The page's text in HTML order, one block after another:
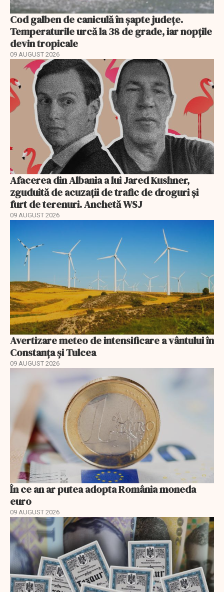
Cod galben de caniculă în șapte județe.
Temperaturile urcă la 38 de grade, iar nopțile
devin tropicale
09 AUGUST 2026
Afacerea din Albania a lui Jared Kushner,
zguduită de acuzații de trafic de droguri și
furt de terenuri. Anchetă WSJ
09 AUGUST 2026
Avertizare meteo de intensificare a vântului în
Constanța și Tulcea
09 AUGUST 2026
În ce an ar putea adopta România moneda
euro
09 AUGUST 2026